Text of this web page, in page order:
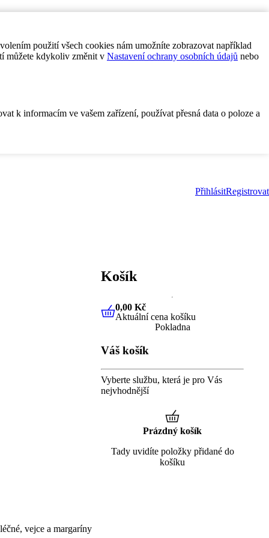
použití všech cookies nám umožníte zobrazovat například
můžete kdykoliv změnit v Nastavení ochrany osobních údajů nebo
k informacím ve vašem zařízení, používat přesná data o poloze a
PřihlásitRegistrovat
vejce a margaríny
Košík
0,00 KčAktuální cena košíku
0,00 Kč
Aktuální cena košíku
Pokladna
Váš košík
Vyberte službu, která je pro Vás
nejvhodnější
Prázdný košík
Tady uvidíte položky přidané do
košíku